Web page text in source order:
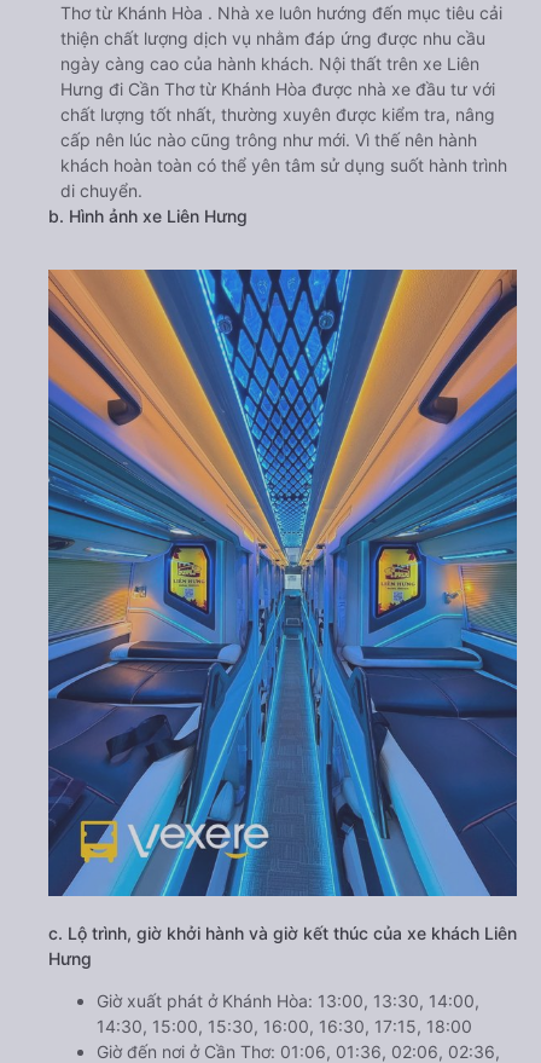
Thơ từ Khánh Hòa . Nhà xe luôn hướng đến mục tiêu cải
thiện chất lượng dịch vụ nhằm đáp ứng được nhu cầu
ngày càng cao của hành khách. Nội thất trên xe Liên
Hưng đi Cần Thơ từ Khánh Hòa được nhà xe đầu tư với
chất lượng tốt nhất, thường xuyên được kiểm tra, nâng
cấp nên lúc nào cũng trông như mới. Vì thế nên hành
khách hoàn toàn có thể yên tâm sử dụng suốt hành trình
di chuyển.
b. Hình ảnh xe Liên Hưng
c. Lộ trình, giờ khởi hành và giờ kết thúc của xe khách Liên
Hưng
Giờ xuất phát ở Khánh Hòa: 13:00, 13:30, 14:00,
14:30, 15:00, 15:30, 16:00, 16:30, 17:15, 18:00
Giờ đến nơi ở Cần Thơ: 01:06, 01:36, 02:06, 02:36,